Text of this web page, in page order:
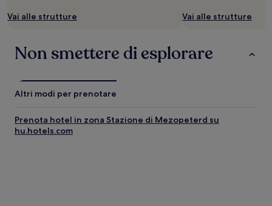
Vai alle strutture Vai alle strutture
Non smettere di esplorare
Altri modi per prenotare
Prenota hotel in zona Stazione di Mezopeterd su
hu.hotels.com